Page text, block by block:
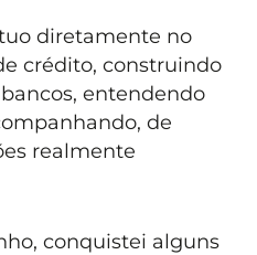
diretamente no
crédito, construindo
entendendo
de
realmente
conquistei alguns